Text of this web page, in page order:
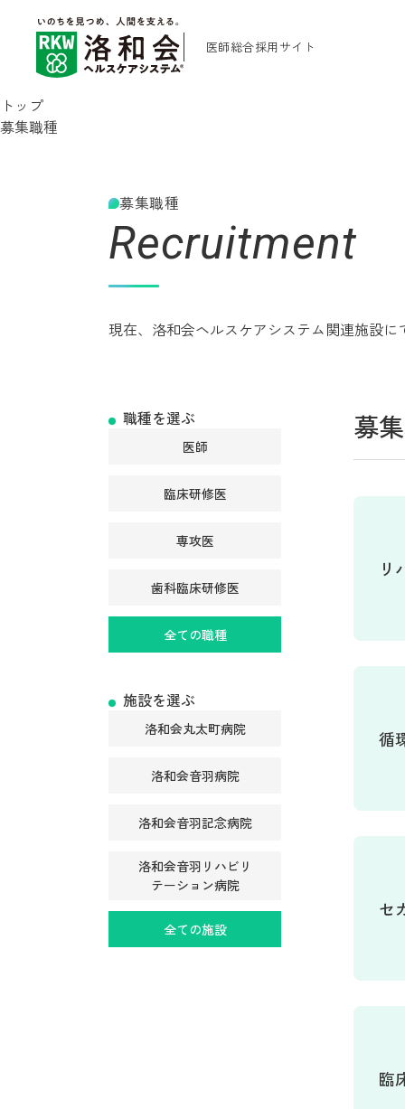
医師総合採用サイト
トップ
募集職種
募集職種
Recruitment
現在、洛和会ヘルスケアシステム関連施設
職種を選ぶ
医師
臨床研修医
専攻医
歯科臨床研修医
全ての職種
施設を選ぶ
洛和会丸太町病院
洛和会音羽病院
洛和会音羽記念病院
洛和会音羽リハビリ
テーション病院
全ての施設
募
リ
循
セ
臨